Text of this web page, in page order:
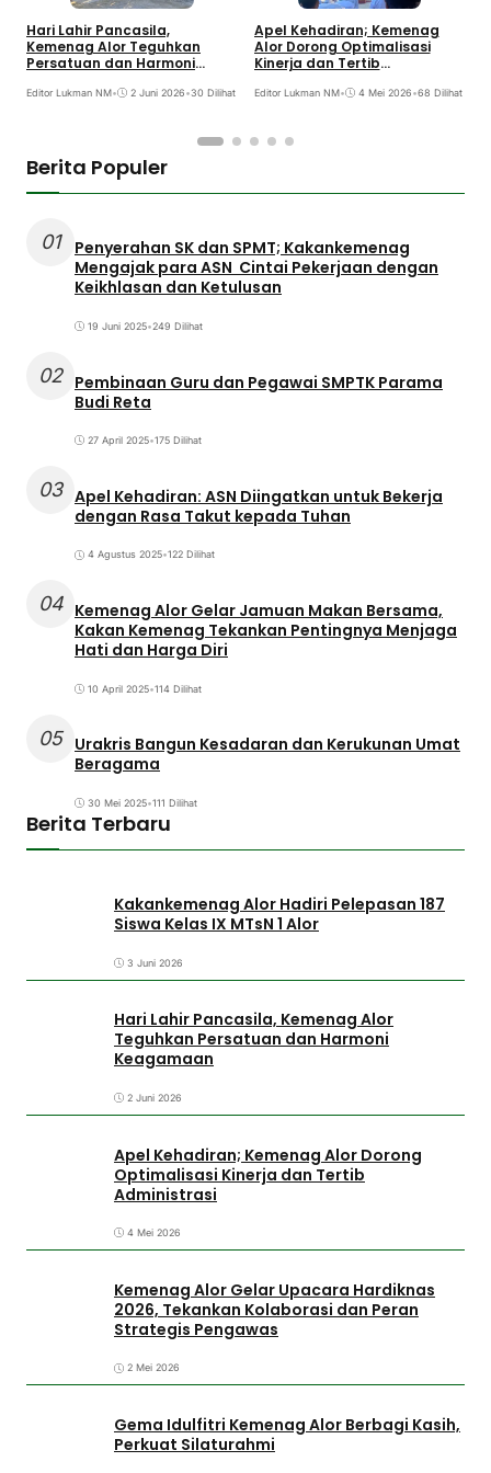
Hari Lahir Pancasila,
Kemenag Alor Teguhkan
Persatuan dan Harmoni
Editor Lukman NM• 2 Juni 2026•30 Dilihat
Apel Kehadiran; Kemenag
Alor Dorong Optimalisasi
Kinerja dan Tertib
Editor Lukman NM• 4 Mei 2026•68 Dilihat
Berita Populer
01
Penyerahan SK dan SPMT; Kakankemenag
Mengajak para ASN Cintai Pekerjaan dengan
Keikhlasan dan Ketulusan
19 Juni 2025•249 Dilihat
02 Pembinaan Guru dan Pegawai SMPTK Parama
Budi Reta
27 April 2025•175 Dilihat
03 Apel Kehadiran: ASN Diingatkan untuk Bekerja
dengan Rasa Takut kepada Tuhan
4 Agustus 2025•122 Dilihat
04 Kemenag Alor Gelar Jamuan Makan Bersama,
Kakan Kemenag Tekankan Pentingnya Menjaga
Hati dan Harga Diri
10 April 2025•114 Dilihat
05 Urakris Bangun Kesadaran dan Kerukunan Umat
Beragama
30 Mei 2025•111 Dilihat
Berita Terbaru
Kakankemenag Alor Hadiri Pelepasan 187
Siswa Kelas IX MTsN 1 Alor
3 Juni 2026
Hari Lahir Pancasila, Kemenag Alor
Teguhkan Persatuan dan Harmoni
Keagamaan
2 Juni 2026
Apel Kehadiran; Kemenag Alor Dorong
Optimalisasi Kinerja dan Tertib
Administrasi
4 Mei 2026
Kemenag Alor Gelar Upacara Hardiknas
2026, Tekankan Kolaborasi dan Peran
Strategis Pengawas
2 Mei 2026
Gema Idulfitri Kemenag Alor Berbagi Kasih,
Perkuat Silaturahmi